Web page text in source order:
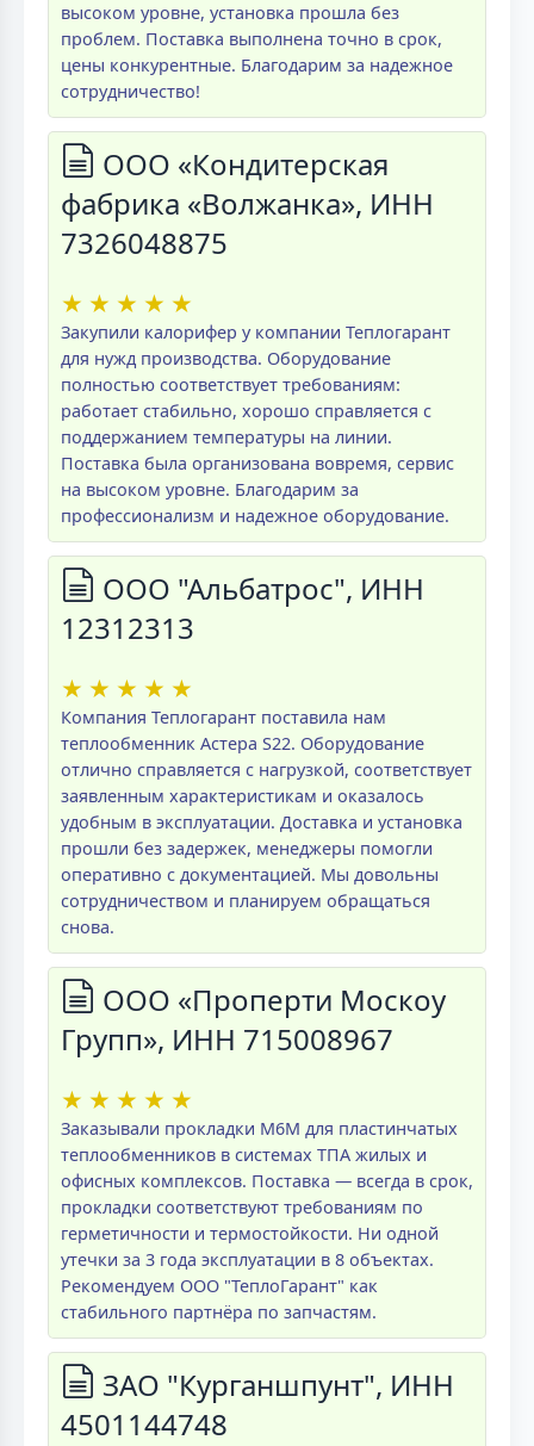
высоком уровне, установка прошла без
проблем. Поставка выполнена точно в срок,
цены конкурентные. Благодарим за надежное
сотрудничество!
ООО «Кондитерская
фабрика «Волжанка», ИНН
7326048875
★ ★ ★ ★ ★
Закупили калорифер у компании Теплогарант
для нужд производства. Оборудование
полностью соответствует требованиям:
работает стабильно, хорошо справляется с
поддержанием температуры на линии.
Поставка была организована вовремя, сервис
на высоком уровне. Благодарим за
профессионализм и надежное оборудование.
ООО "Альбатрос", ИНН
12312313
★ ★ ★ ★ ★
Компания Теплогарант поставила нам
теплообменник Астера S22. Оборудование
отлично справляется с нагрузкой, соответствует
заявленным характеристикам и оказалось
удобным в эксплуатации. Доставка и установка
прошли без задержек, менеджеры помогли
оперативно с документацией. Мы довольны
сотрудничеством и планируем обращаться
снова.
ООО «Проперти Москоу
Групп», ИНН 715008967
★ ★ ★ ★ ★
Заказывали прокладки M6M для пластинчатых
теплообменников в системах ТПА жилых и
офисных комплексов. Поставка — всегда в срок,
прокладки соответствуют требованиям по
герметичности и термостойкости. Ни одной
утечки за 3 года эксплуатации в 8 объектах.
Рекомендуем ООО "ТеплоГарант" как
стабильного партнёра по запчастям.
ЗАО "Курганшпунт", ИНН
4501144748